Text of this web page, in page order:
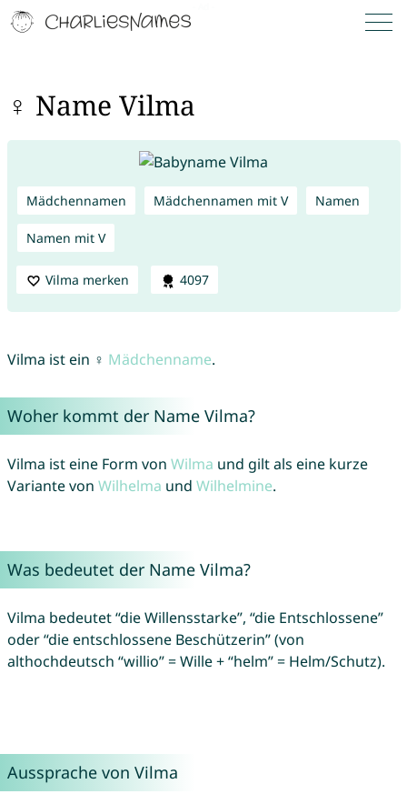
♀ Name Vilma
Mädchennamen Mädchennamen mit V Namen
Namen mit V
Vilma merken 4097
Vilma ist ein ♀ Mädchenname.
Woher kommt der Name Vilma?
Vilma ist eine Form von Wilma und gilt als eine kurze
Variante von Wilhelma und Wilhelmine.
Was bedeutet der Name Vilma?
Vilma bedeutet “die Willensstarke”, “die Entschlossene”
oder “die entschlossene Beschützerin” (von
althochdeutsch “willio” = Wille + “helm” = Helm/Schutz).
Aussprache von Vilma